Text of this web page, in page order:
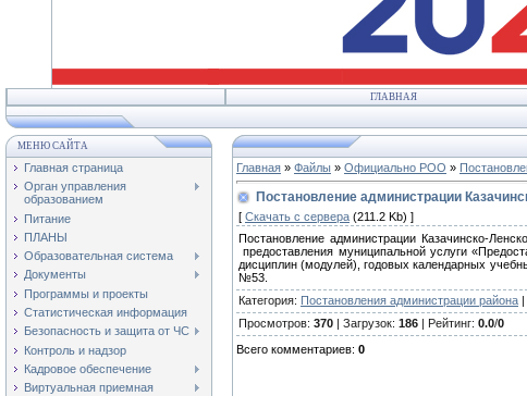
ГЛАВНАЯ
МЕНЮ САЙТА
Главная страница
Орган управления
образованием
Питание
ПЛАНЫ
Образовательная система
Документы
Программы и проекты
Статистическая информация
Безопасность и защита от ЧС
Контроль и надзор
Кадровое обеспечение
Виртуальная приемная
Главная » Файлы » Официально РОО »
Постановление администрации
[ Скачать с сервера (211.2 Kb) ]
Постановление администрации Казачинско-
предоставления муниципальной услуги
дисциплин (модулей), годовых календарных
№53.
Категория: Постановления администрации района |
Просмотров: 370 | Загрузок: 186 | Рейтинг: 0.0/0
Всего комментариев: 0